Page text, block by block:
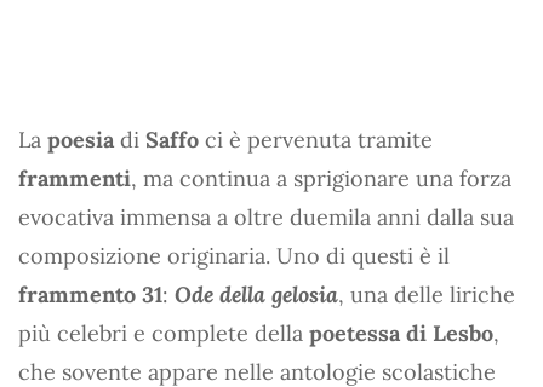
La poesia di Saffo ci è pervenuta tramite
frammenti, ma continua a sprigionare una forza
evocativa immensa a oltre duemila anni dalla sua
composizione originaria. Uno di questi è il
frammento 31: Ode della gelosia, una delle liriche
più celebri e complete della poetessa di Lesbo,
che sovente appare nelle antologie scolastiche